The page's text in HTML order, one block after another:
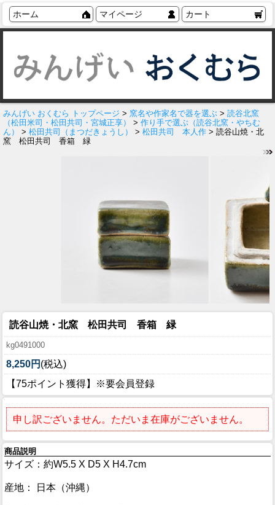
ホーム マイページ カート
みんげい おくむら トップページ > 窯名や作家名で器を選ぶ > 読谷北窯
（松田米司・松田共司・宮城正享）
> 作り手で選ぶ（読谷北窯・やちむ
ん）
> 松田共司（まつだきょうし） > 松田共司 本人作 > 読谷山焼・北
窯 松田共司 香箱 緑
読谷山焼・北窯 松田共司 香箱 緑
kg0491000
8,250円 (税込)
【75ポイント獲得】※要会員登録
申し訳ございません。ただいま在庫がございません。
商品説明
サイズ：約W5.5 X D5 X H4.7cm
産地： 日本（沖縄）